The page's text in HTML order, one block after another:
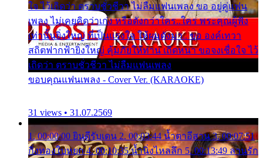
ใจ ไว้เถิดว่า ตราบชั่วชีวา ไม่ลืมแฟนเพลง ขอ อยู่คู่แฟน
เพลง ไม่เคยคิดว่าเก่ง หรือดังกว่าใคร..ใคร พระคุณผู้ฟัง
เท่านั้นยิ่งใหญ่ ที่เป็นแรงใจ ให้ผมดังมา.. ขอ องค์เทวา
สถิตฟากฟ้ายิ่งใหญ่ คุ้มภัยให้ท่าน เถิดหนา ขอจงเชื่อใจ ไว้
เถิดว่า ตราบชั่วชีวา ไม่ลืมแฟนเพลง
ขอบคุณแฟนเพลง - Cover Ver. (KARAOKE)
31 views • 31.07.2569
1. 00:00:00 ยินดีรับเดน 2. 00:03:44 น้ำตาอีสาน 3. 00:07:51
กิ่งทองใบหยก 4. 00:10:35 น้ำนิ่งไหลลึก 5. 00:13:49 ลานรัก